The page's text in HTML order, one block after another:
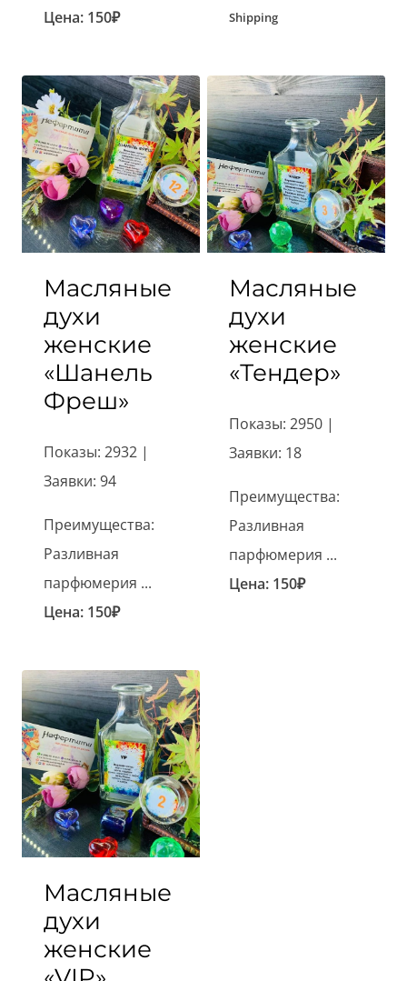
Цена: 150₽
Shipping
Масляные
духи
женские
«Шанель
Фреш»
Показы: 2932 |
Заявки: 94
Преимущества:
Разливная
парфюмерия ...
Цена: 150₽
Масляные
духи
женские
«Тендер»
Показы: 2950 |
Заявки: 18
Преимущества:
Разливная
парфюмерия ...
Цена: 150₽
Масляные
духи
женские